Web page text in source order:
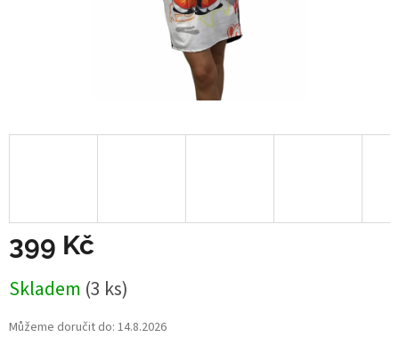
399 Kč
cena:
Skladem (3 ks)
Můžeme doručit do: 14.8.2026